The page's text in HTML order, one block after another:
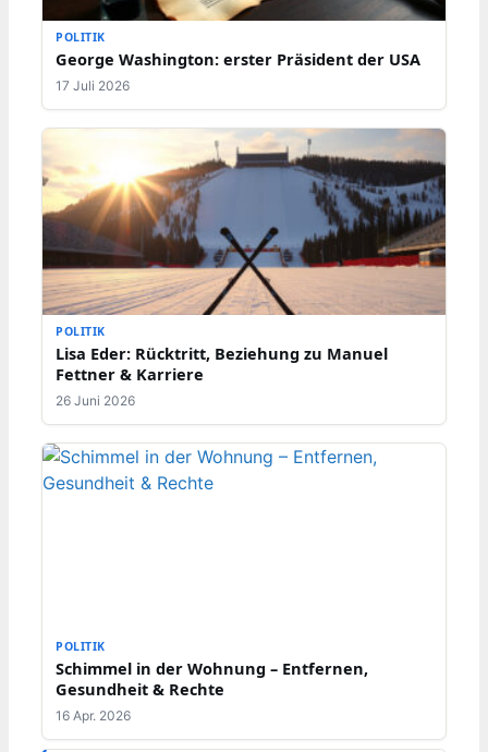
POLITIK
George Washington: erster Präsident der USA
17 Juli 2026
POLITIK
Lisa Eder: Rücktritt, Beziehung zu Manuel
Fettner & Karriere
26 Juni 2026
POLITIK
Schimmel in der Wohnung – Entfernen,
Gesundheit & Rechte
16 Apr. 2026